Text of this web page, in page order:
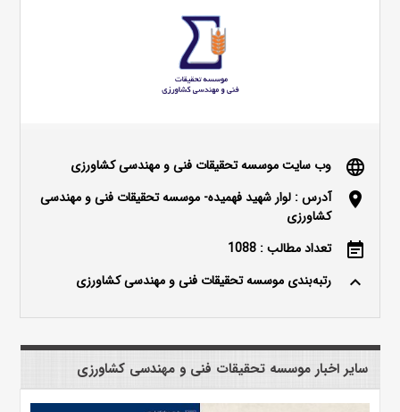
language وب سایت موسسه تحقیقات فنی و مهندسی کشاورزی
location_on
آدرس : لوار شهید فهمیده- موسسه تحقیقات فنی و مهندسی
کشاورزی
event_note تعداد مطالب : 1088
keyboard_arrow_up رتبه‌بندی موسسه تحقیقات فنی و مهندسی کشاورزی
سایر اخبار موسسه تحقیقات فنی و مهندسی کشاورزی